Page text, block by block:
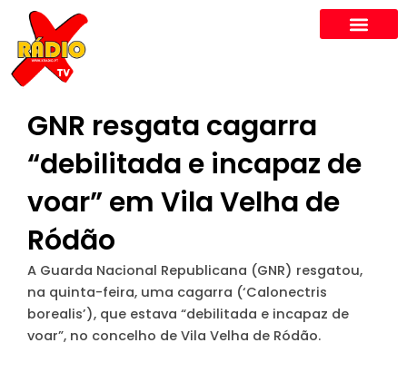
content
GNR resgata cagarra
“debilitada e incapaz de
voar” em Vila Velha de
Ródão
A Guarda Nacional Republicana (GNR) resgatou,
na quinta-feira, uma cagarra (‘Calonectris
borealis’), que estava “debilitada e incapaz de
voar”, no concelho de Vila Velha de Ródão.